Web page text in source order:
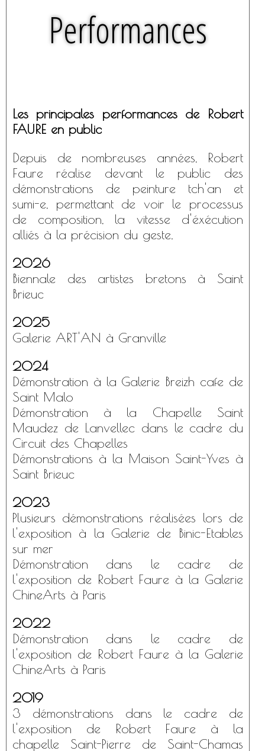
Performances
Les principales performances de Robert
FAURE en public
Depuis de nombreuses années, Robert
Faure réalise devant le public des
démonstrations de peinture tch'an et
sumi-e, permettant de voir le processus
de composition, la vitesse d'éxécution
alliés à la précision du geste.
2026
Biennale des artistes bretons à Saint
Brieuc
2025
Galerie ART'AN à Granville
2024
Démonstration à la Galerie Breizh cafe de
Saint Malo
Démonstration à la Chapelle Saint
Maudez de Lanvellec dans le cadre du
Circuit des Chapelles
Démonstrations à la Maison Saint-Yves à
Saint Brieuc
2023
Plusieurs démonstrations réalisées lors de
l'exposition à la Galerie de Binic-Etables
sur mer
Démonstration dans le cadre de
l'exposition de Robert Faure à la Galerie
ChineArts à Paris
2022
Démonstration dans le cadre de
l'exposition de Robert Faure à la Galerie
ChineArts à Paris
2019
3 démonstrations dans le cadre de
l'exposition de Robert Faure à la
chapelle Saint-Pierre de Saint-Chamas